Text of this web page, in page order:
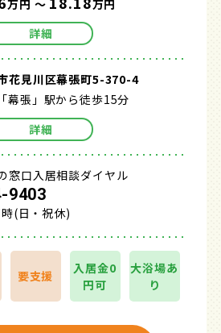
万円 ～
万円
詳細
花見川区幕張町5-370-4
幕張」駅から徒歩15分
詳細
窓口入居相談ダイヤル
9403
(日・祝休)
要支援
入居金0
円可
大浴場あ
り